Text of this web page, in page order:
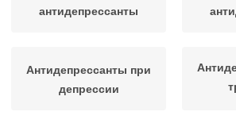
антидепрессанты
Антидепрессанты при
депрессии